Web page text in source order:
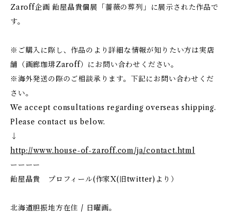
Zaroff企画 飴屋晶貴個展「薔薇の葬列」に展示された作品で
す。
※ご購入に際し、作品のより詳細な情報が知りたい方は実店
舗（画廊珈琲Zaroff）にお問い合わせください。
※海外発送の際のご相談承ります。下記にお問い合わせくだ
さい。
We accept consultations regarding overseas shipping.
Please contact us below.
↓
http://www.house-of-zaroff.com/ja/contact.html
ーーーー
飴屋晶貴 プロフィール(作家X(旧twitter)より）
北海道胆振地方在住 / 日曜画。